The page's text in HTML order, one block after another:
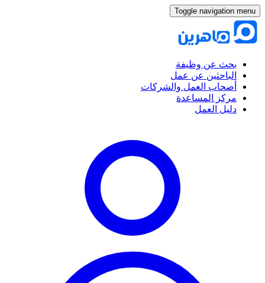
Toggle navigation menu
بحث عن وظيفة
الباحثين عن عمل
أصحاب العمل والشركات
مركز المساعدة
دليل العمل